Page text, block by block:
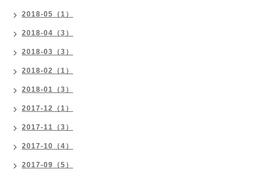
2018-05（1）
2018-04（3）
2018-03（3）
2018-02（1）
2018-01（3）
2017-12（1）
2017-11（3）
2017-10（4）
2017-09（5）